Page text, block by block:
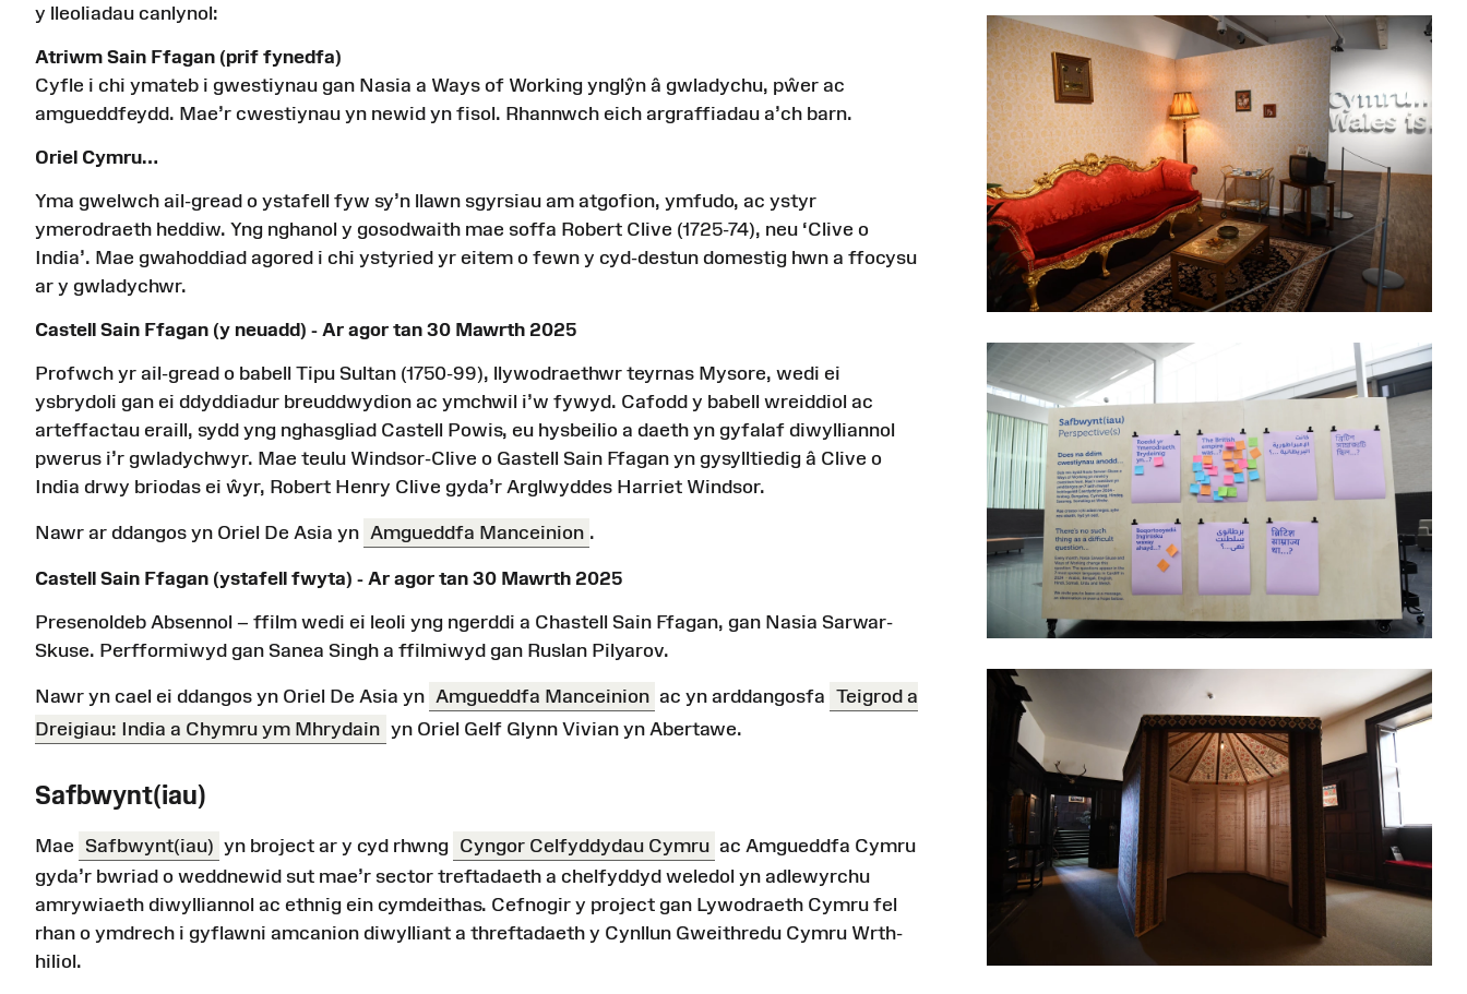
y lleoliadau canlynol:
Atriwm Sain Ffagan (prif fynedfa)
Cyfle i chi ymateb i gwestiynau gan Nasia a Ways of Working ynglŷn â gwladychu, pŵer ac
amgueddfeydd. Mae’r cwestiynau yn newid yn fisol. Rhannwch eich argraffiadau a’ch barn.
Oriel Cymru…
Yma gwelwch ail-gread o ystafell fyw sy’n llawn sgyrsiau am atgofion, ymfudo, ac ystyr
ymerodraeth heddiw. Yng nghanol y gosodwaith mae soffa Robert Clive (1725-74), neu ‘Clive o
India’. Mae gwahoddiad agored i chi ystyried yr eitem o fewn y cyd-destun domestig hwn a ffocysu
ar y gwladychwr.
Castell Sain Ffagan (y neuadd) - Ar agor tan 30 Mawrth 2025
Profwch yr ail-gread o babell Tipu Sultan (1750-99), llywodraethwr teyrnas Mysore, wedi ei
ysbrydoli gan ei ddyddiadur breuddwydion ac ymchwil i’w fywyd. Cafodd y babell wreiddiol ac
arteffactau eraill, sydd yng nghasgliad Castell Powis, eu hysbeilio a daeth yn gyfalaf diwylliannol
pwerus i’r gwladychwyr. Mae teulu Windsor-Clive o Gastell Sain Ffagan yn gysylltiedig â Clive o
India drwy briodas ei ŵyr, Robert Henry Clive gyda’r Arglwyddes Harriet Windsor.
Nawr ar ddangos yn Oriel De Asia yn Amgueddfa Manceinion .
Castell Sain Ffagan (ystafell fwyta) - Ar agor tan 30 Mawrth 2025
Presenoldeb Absennol – ffilm wedi ei leoli yng ngerddi a Chastell Sain Ffagan, gan Nasia Sarwar-
Skuse. Perfformiwyd gan Sanea Singh a ffilmiwyd gan Ruslan Pilyarov.
Nawr yn cael ei ddangos yn Oriel De Asia yn Amgueddfa Manceinion ac yn arddangosfa Teigrod a
Dreigiau: India a Chymru ym Mhrydain yn Oriel Gelf Glynn Vivian yn Abertawe.
Safbwynt(iau)
Mae Safbwynt(iau) yn broject ar y cyd rhwng Cyngor Celfyddydau Cymru ac Amgueddfa Cymru
gyda’r bwriad o weddnewid sut mae’r sector treftadaeth a chelfyddyd weledol yn adlewyrchu
amrywiaeth diwylliannol ac ethnig ein cymdeithas. Cefnogir y project gan Lywodraeth Cymru fel
rhan o ymdrech i gyflawni amcanion diwylliant a threftadaeth y Cynllun Gweithredu Cymru Wrth-
hiliol.